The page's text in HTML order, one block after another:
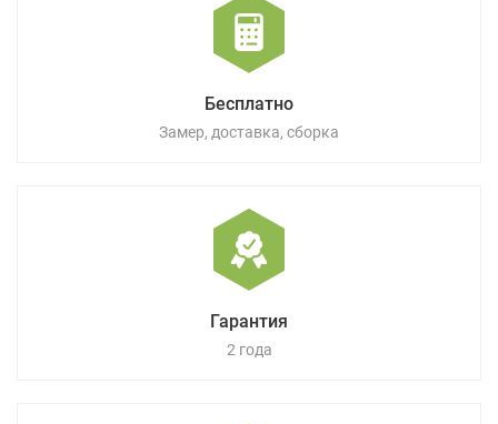
Бесплатно
Замер, доставка, сборка
Гарантия
2 года